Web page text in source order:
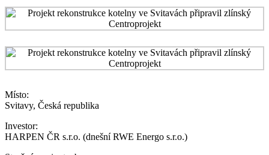
Místo:
Svitavy, Česká republika
Investor:
HARPEN ČR s.r.o. (dnešní RWE Energo s.r.o.)